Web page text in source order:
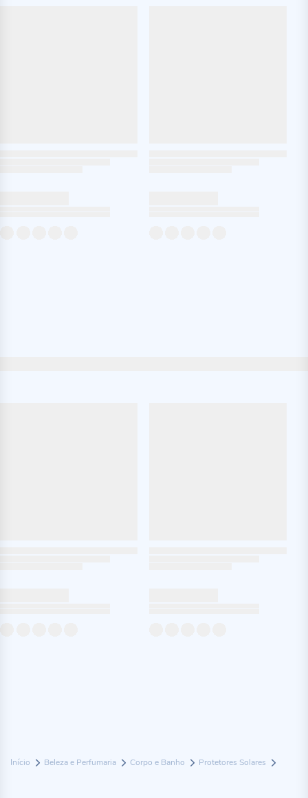
Início Beleza e Perfumaria Corpo e Banho Protetores Solares